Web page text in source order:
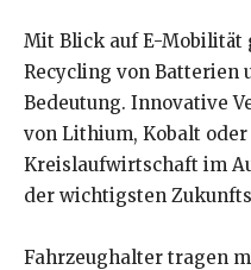
Mit Blick auf E-Mobilität
Recycling von Batterien
Bedeutung. Innovative
von Lithium, Kobalt
Kreislaufwirtschaft im
der wichtigsten
Fahrzeughalter tragen